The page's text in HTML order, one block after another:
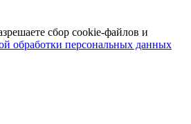
сбор cookie-файлов и
обработки персональных данных